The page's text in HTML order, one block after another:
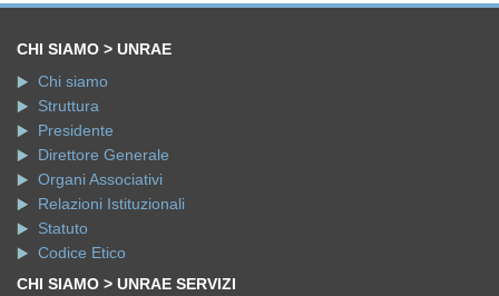
CHI SIAMO > UNRAE
Chi siamo
Struttura
Presidente
Direttore Generale
Organi Associativi
Relazioni Istituzionali
Statuto
Codice Etico
CHI SIAMO > UNRAE SERVIZI